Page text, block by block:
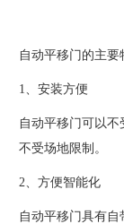
自动平移门的主要
1、安装方便
自动平移门可以
不受场地限制。
2、方便智能化
自动平移门具有